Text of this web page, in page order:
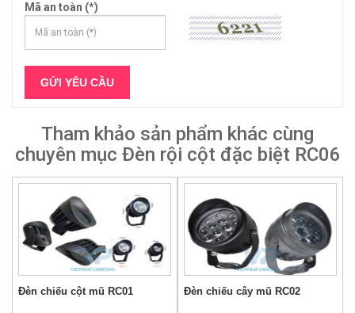
Mã an toàn (*)
Tham khảo sản phẩm khác cùng
chuyên mục Đèn rội cột đặc biệt RC06
Đèn chiếu cột mũ RC01 Đèn chiếu cây mũ RC02